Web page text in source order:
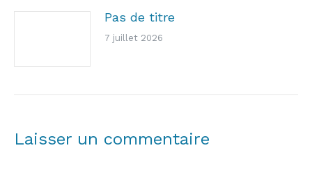
Pas de titre
7 juillet 2026
Laisser un commentaire